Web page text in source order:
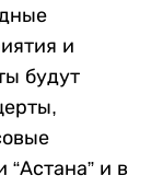
и
будут
и в